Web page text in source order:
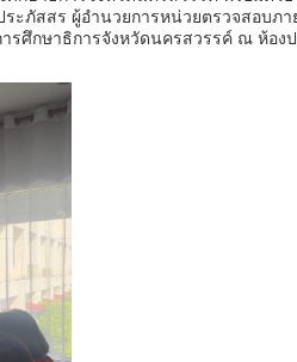
ะภัสสร ผู้อำนวยการหน่วยตรวจสอบภ
ศึกษาธิการจังหวัดนครสวรรค์ ณ ห้อง